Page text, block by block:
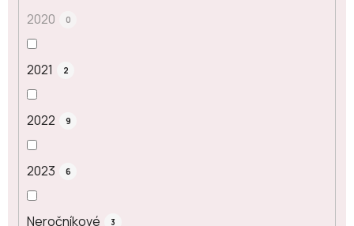
2020 0
2021 2
2022 9
2023 6
Neročníkové 3